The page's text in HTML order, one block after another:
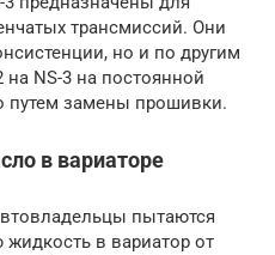
трансмиссий. Они
но и по другим
NS-3 на постоянной
путем замены прошивки.
в вариаторе
пытаются
в вариатор от